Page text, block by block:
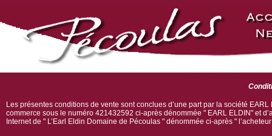
Les présentes conditions de vente sont conclues d’une part par la société
commerce sous le numéro 421432592 ci-après dénommée " EARL ELDIN" et
Internet de " L’Earl Eldin Domaine de Pécoulas " dénommée ci-après "